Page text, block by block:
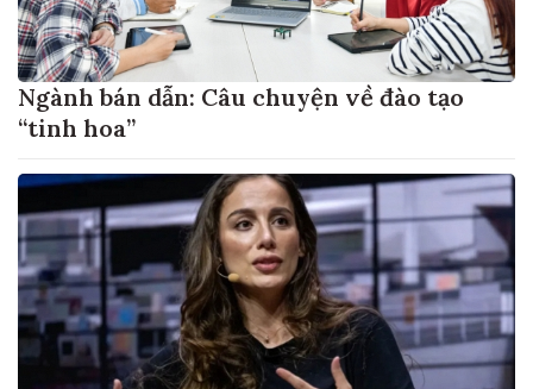
Ngành bán dẫn: Câu chuyện về đào tạo
“tinh hoa”